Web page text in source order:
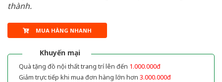
thành.
MUA HÀNG NHANH
Khuyến mại
Quà tặng đồ nội thất trang trí lên đến 1.000.000đ
Giảm trực tiếp khi mua đơn hàng lớn hơn 3.000.000đ